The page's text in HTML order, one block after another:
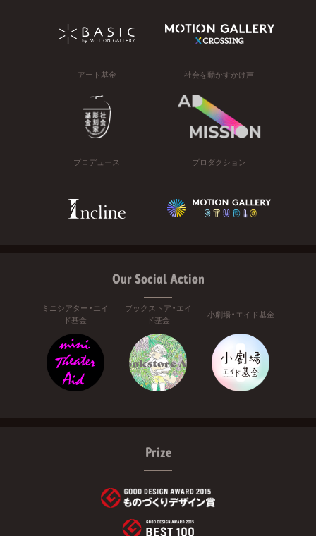
アート基金 社会を動かすかけ声
プロデュース プロダクション
Our Social Action
ミニシアター・エイ
ド基金
ブックストア・エイ
ド基金
小劇場・エイド基金
Prize